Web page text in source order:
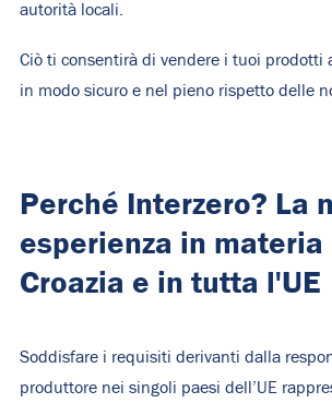
autorità locali.
Ciò ti consentirà di vendere i tuoi prodotti
in modo sicuro e nel pieno rispetto delle
Perché Interzero? La
esperienza in materia
Croazia e in tutta l'UE
Soddisfare i requisiti derivanti dalla
produttore nei singoli paesi dell’UE